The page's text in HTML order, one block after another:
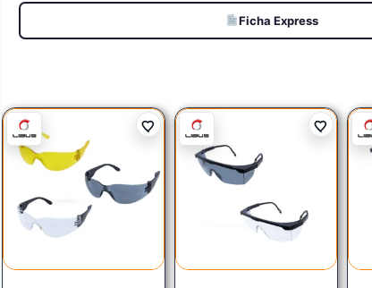
Ficha Express